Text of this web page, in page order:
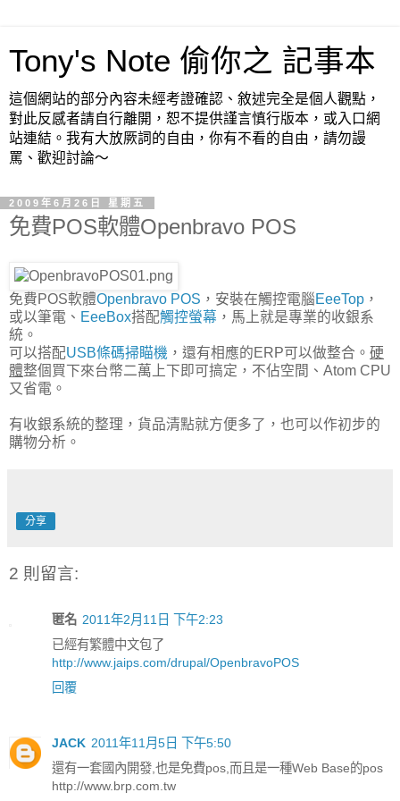
Tony's Note 偷你之 記事本
這個網站的部分內容未經考證確認、敘述完全是個人觀點，
對此反感者請自行離開，恕不提供謹言慎行版本，或入口網
站連結。我有大放厥詞的自由，你有不看的自由，請勿謾
罵、歡迎討論～
2009年6月26日 星期五
免費POS軟體Openbravo POS
免費POS軟體Openbravo POS ，安裝在觸控電腦EeeTop ，
或以筆電、 EeeBox搭配觸控螢幕 ，馬上就是專業的收銀系
統。
可以搭配USB條碼掃瞄機 ，還有相應的ERP可以做整合。 硬
體整個買下來台幣二萬上下即可搞定，不佔空間、Atom CPU
又省電。
有收銀系統的整理，貨品清點就方便多了，也可以作初步的
購物分析。
分享
2 則留言:
匿名 2011年2月11日 下午2:23
已經有繁體中文包了
http://www.jaips.com/drupal/OpenbravoPOS
回覆
JACK 2011年11月5日 下午5:50
還有一套國內開發,也是免費pos,而且是一種Web Base的pos
http://www.brp.com.tw